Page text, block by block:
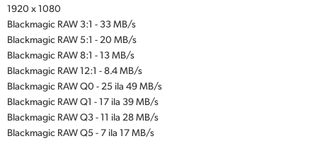
1920 x 1080
Blackmagic RAW 3:1 - 33 MB/s
Blackmagic RAW 5:1 - 20 MB/s
Blackmagic RAW 8:1 - 13 MB/s
Blackmagic RAW 12:1 - 8.4 MB/s
Blackmagic RAW Q0 - 25 ila 49 MB/s
Blackmagic RAW Q1 - 17 ila 39 MB/s
Blackmagic RAW Q3 - 11 ila 28 MB/s
Blackmagic RAW Q5 - 7 ila 17 MB/s